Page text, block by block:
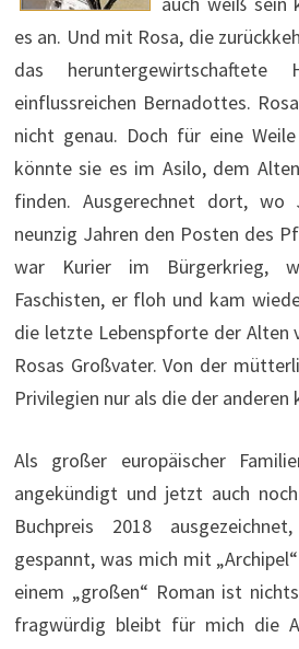
es an. Und mit Rosa, die
das
einflussreichen Bernadottes.
nicht genau. Doch für eine
könnte sie es im Asilo, dem
finden. Ausgerechnet dort,
neunzig Jahren den Posten des
war Kurier im Bürgerkrieg,
Faschisten, er floh und kam
die letzte Lebenspforte der Alten
Rosas Großvater. Von der
Privilegien nur als die der anderen
Als großer europäischer
angekündigt und jetzt auch
Buchpreis 2018
gespannt, was mich mit
einem „großen“ Roman ist
fragwürdig bleibt für mich die